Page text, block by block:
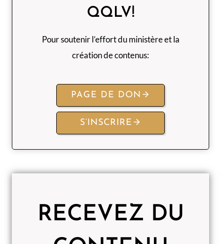
QQLV!
Pour soutenir l’effort du ministère et la
création de contenus:
PAGE DE DON
S’INSCRIRE
RECEVEZ DU